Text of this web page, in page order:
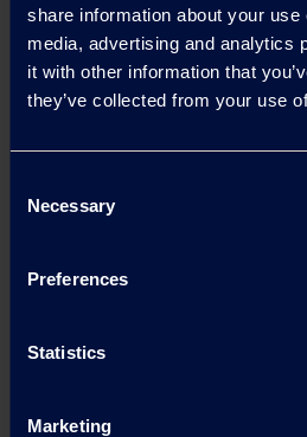
share information about your
media, advertising and analytics
it with other information that
they’ve collected from your use
Selection
Necessary
Preferences
Statistics
Marketing
Read more